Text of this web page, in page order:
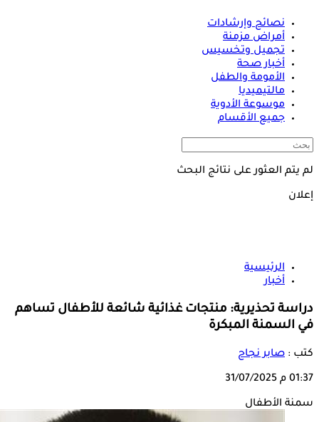
نصائح وإرشادات
أمراض مزمنة
تجميل وتخسيس
أخبار صحة
الأمومة والطفل
مالتيميديا
موسوعة الأدوية
جميع الأقسام
لم يتم العثور على نتائج البحث
إعلان
الرئيسية
أخبار
دراسة تحذيرية: منتجات غذائية شائعة للأطفال تساهم
في السمنة المبكرة
كتب : صابر نجاح
01:37 م 31/07/2025
سمنة الأطفال